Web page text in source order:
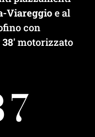
Viareggioe al
con
motorizzato